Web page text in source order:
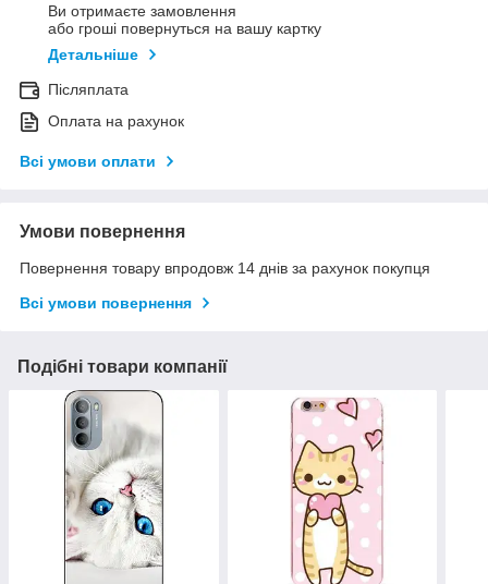
Ви отримаєте замовлення
або гроші повернуться на вашу картку
Детальніше
Післяплата
Оплата на рахунок
Всі умови оплати
Умови повернення
Повернення товару впродовж 14 днів за рахунок покупця
Всі умови повернення
Подібні товари компанії